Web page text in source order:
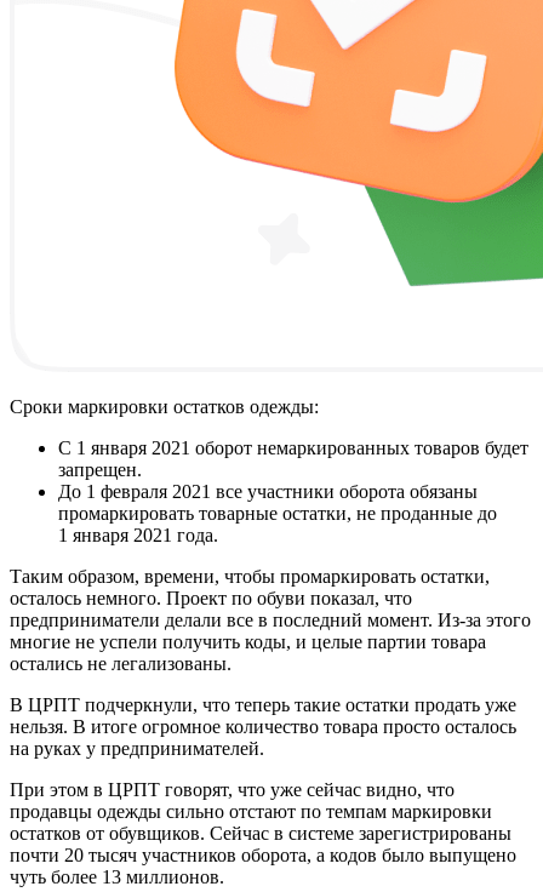
Сроки маркировки остатков одежды:
С 1 января 2021 оборот немаркированных товаров будет
запрещен.
До 1 февраля 2021 все участники оборота обязаны
промаркировать товарные остатки, не проданные до
1 января 2021 года.
Таким образом, времени, чтобы промаркировать остатки,
осталось немного. Проект по обуви показал, что
предприниматели делали все в последний момент. Из-за этого
многие не успели получить коды, и целые партии товара
остались не легализованы.
В ЦРПТ подчеркнули, что теперь такие остатки продать уже
нельзя. В итоге огромное количество товара просто осталось
на руках у предпринимателей.
При этом в ЦРПТ говорят, что уже сейчас видно, что
продавцы одежды сильно отстают по темпам маркировки
остатков от обувщиков. Сейчас в системе зарегистрированы
почти 20 тысяч участников оборота, а кодов было выпущено
чуть более 13 миллионов.